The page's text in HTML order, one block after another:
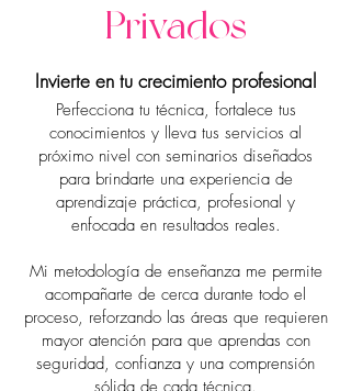
Privados
Invierte en tu crecimiento profesional
Perfecciona tu técnica, fortalece tus
conocimientos y lleva tus servicios al
próximo nivel con seminarios diseñados
para brindarte una experiencia de
aprendizaje práctica, profesional y
enfocada en resultados reales.
Mi metodología de enseñanza me permite
acompañarte de cerca durante todo el
proceso, reforzando las áreas que requieren
mayor atención para que aprendas con
seguridad, confianza y una comprensión
sólida de cada técnica.